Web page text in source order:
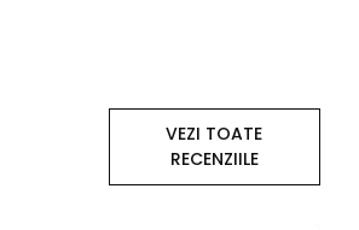
VEZI TOATE
RECENZIILE